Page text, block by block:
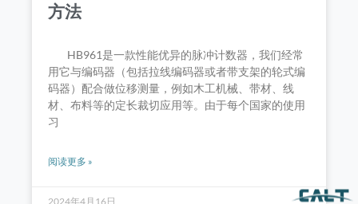
方法
HB961是一款性能优异的脉冲计数器，我们经常
用它与编码器（包括拉线编码器或者带支架的轮式编
码器）配合做位移测量，例如木工机械、带材、线
材、布料等的定长裁切应用等。由于每个国家的使用
习
阅读更多 »
2024年4月16日